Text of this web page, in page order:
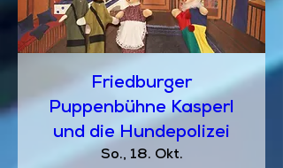
Friedburger
Puppenbühne Kasperl
und die Hundepolizei
So., 18. Okt.